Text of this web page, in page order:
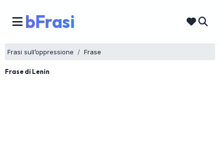
bFrasi
Frasi sull’oppressione Frase
Frase di Lenin